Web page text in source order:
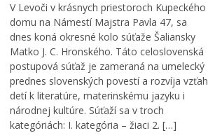
V Levoči v krásnych priestoroch Kupeckého
domu na Námestí Majstra Pavla 47, sa
dnes koná okresné kolo súťaže Šaliansky
Matko J. C. Hronského. Táto celoslovenská
postupová súťaž je zameraná na umelecký
prednes slovenských povestí a rozvíja vzťah
detí k literatúre, materinskému jazyku i
národnej kultúre. Súťaží sa v troch
kategóriách: I. kategória – žiaci 2. […]